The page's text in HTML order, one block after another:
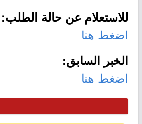
للاستعلام عن حالة الطلب:
اضغط هنا
الخبر السابق:
اضغط هنا